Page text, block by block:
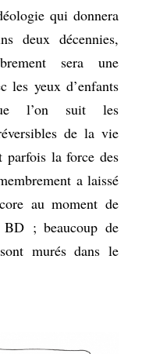
qui donnera
deux décennies,
sera une
les yeux d’enfants
l’on suit les
de la vie
parfois la force des
a laissé
au moment de
BD ; beaucoup de
murés dans le